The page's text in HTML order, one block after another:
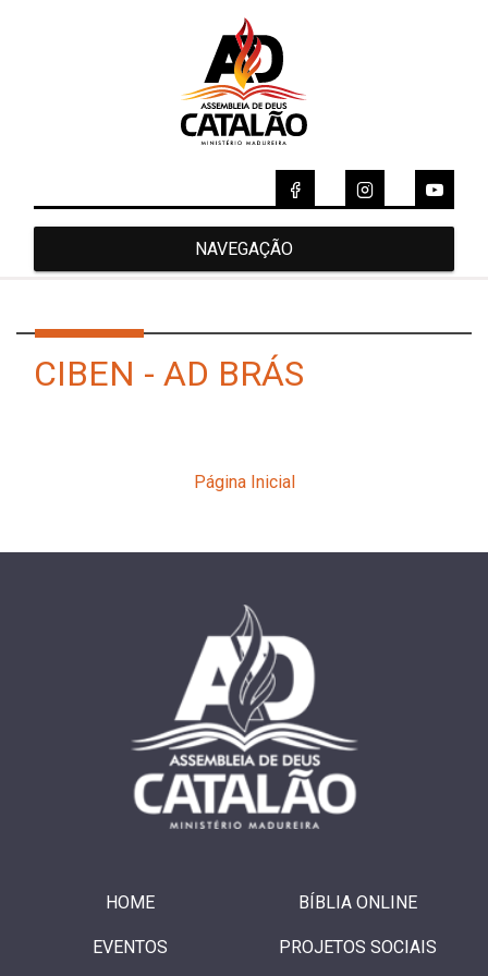
NAVEGAÇÃO
CIBEN - AD BRÁS
Página Inicial
HOME BÍBLIA ONLINE
EVENTOS PROJETOS SOCIAIS